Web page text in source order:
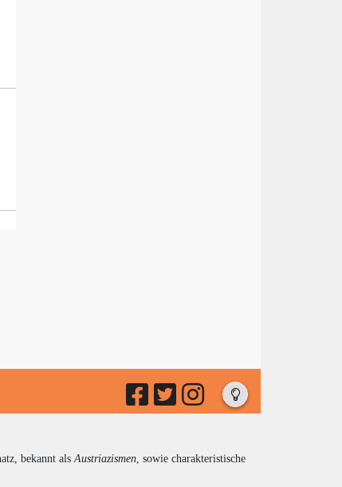
bekannt alsAustriazismen, sowie charakteristische